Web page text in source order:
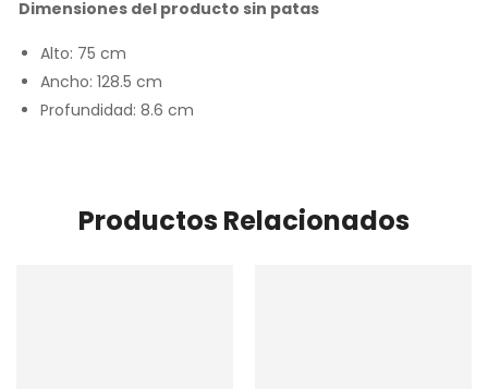
Dimensiones del producto sin patas
Alto: 75 cm
Ancho: 128.5 cm
Profundidad: 8.6 cm
Productos Relacionados